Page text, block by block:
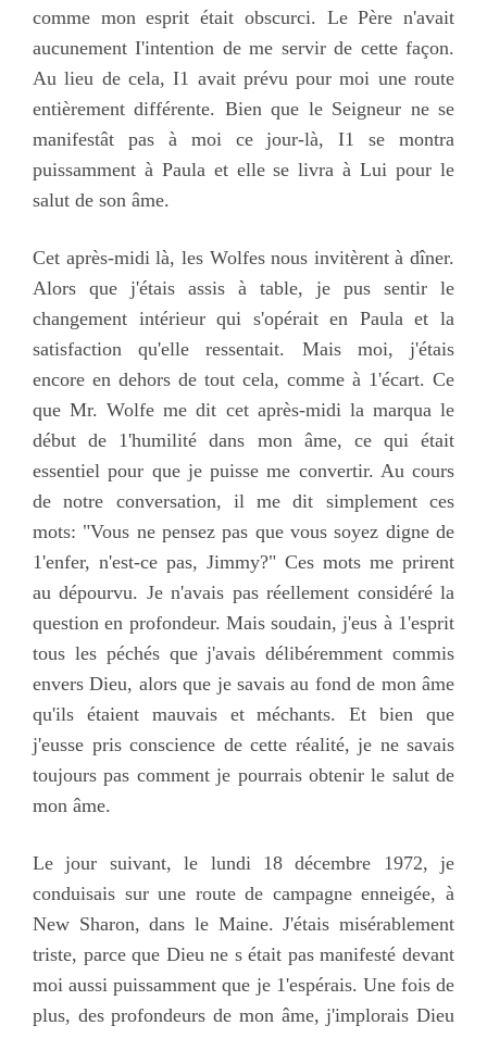
comme mon esprit était obscurci. Le Père n'avait
aucunement I'intention de me servir de cette façon.
Au lieu de cela, I1 avait prévu pour moi une route
entièrement différente. Bien que le Seigneur ne se
manifestât pas à moi ce jour-là, I1 se montra
puissamment à Paula et elle se livra à Lui pour le
salut de son âme.
Cet après-midi là, les Wolfes nous invitèrent à dîner.
Alors que j'étais assis à table, je pus sentir le
changement intérieur qui s'opérait en Paula et la
satisfaction qu'elle ressentait. Mais moi, j'étais
encore en dehors de tout cela, comme à 1'écart. Ce
que Mr. Wolfe me dit cet après-midi la marqua le
début de 1'humilité dans mon âme, ce qui était
essentiel pour que je puisse me convertir. Au cours
de notre conversation, il me dit simplement ces
mots: "Vous ne pensez pas que vous soyez digne de
1'enfer, n'est-ce pas, Jimmy?" Ces mots me prirent
au dépourvu. Je n'avais pas réellement considéré la
question en profondeur. Mais soudain, j'eus à 1'esprit
tous les péchés que j'avais délibéremment commis
envers Dieu, alors que je savais au fond de mon âme
qu'ils étaient mauvais et méchants. Et bien que
j'eusse pris conscience de cette réalité, je ne savais
toujours pas comment je pourrais obtenir le salut de
mon âme.
Le jour suivant, le lundi 18 décembre 1972, je
conduisais sur une route de campagne enneigée, à
New Sharon, dans le Maine. J'étais misérablement
triste, parce que Dieu ne s était pas manifesté devant
moi aussi puissamment que je 1'espérais. Une fois de
plus, des profondeurs de mon âme, j'implorais Dieu